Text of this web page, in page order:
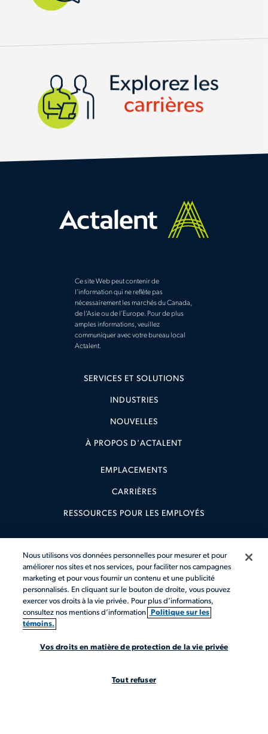
Explorez les
carrières
Ce site Web peut contenir de
l’information qui ne reflète pas
nécessairement les marchés du Canada,
de l’Asie ou de l’Europe. Pour de plus
amples informations, veuillez
communiquer avec votre bureau local
Actalent.
SERVICES ET SOLUTIONS
INDUSTRIES
NOUVELLES
À PROPOS D'ACTALENT
EMPLACEMENTS
CARRIÈRES
RESSOURCES POUR LES EMPLOYÉS
Code de Conduite
Modalités
Avis de Confidentialité
Avis sur les Témoins
Vos droits en matière de
protection de la vie
privée
Nous utilisons vos données personnelles pour mesurer et pour
améliorer nos sites et nos services, pour faciliter nos campagnes
marketing et pour vous fournir un contenu et une publicité
personnalisés. En cliquant sur le bouton de droite, vous pouvez
exercer vos droits à la vie privée. Pour plus d’informations,
consultez nos mentions d’information
Politique sur les
témoins.
Vos droits en matière de protection de la vie privée
Tout refuser